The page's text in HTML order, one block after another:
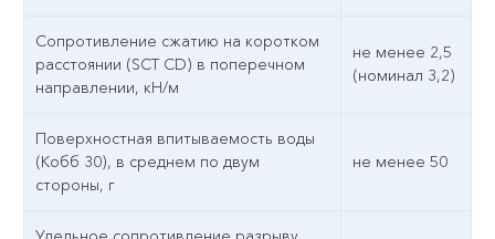
Сопротивление сжатию на коротком
расстоянии (SCT CD) в поперечном
направлении, кН/м
не менее 2,5
(номинал 3,2)
Поверхностная впитываемость воды
(Кобб 30), в среднем по двум
стороны, г
не менее 50